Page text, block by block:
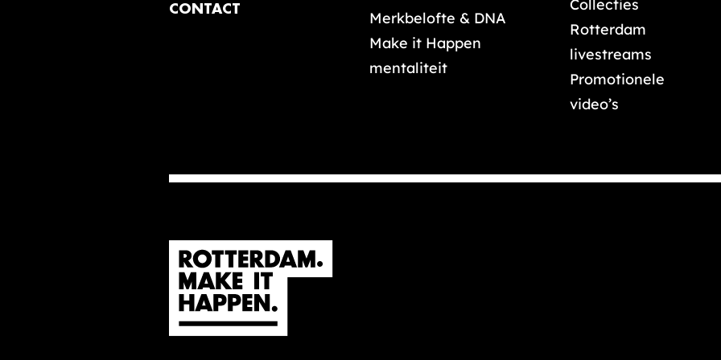
CONTACT
Merkbelofte & DNA
Make it Happen
mentaliteit
Collecties
Rotterdam
livestreams
Promotionele
video’s